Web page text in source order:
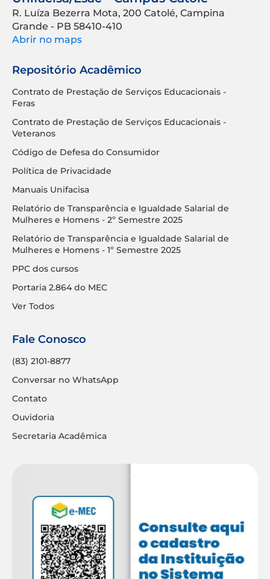
R. Luíza Bezerra Mota, 200 Catolé, Campina
Grande - PB 58410-410
Abrir no maps
Repositório Acadêmico
Contrato de Prestação de Serviços Educacionais -
Feras
Contrato de Prestação de Serviços Educacionais -
Veteranos
Código de Defesa do Consumidor
Política de Privacidade
Manuais Unifacisa
Relatório de Transparência e Igualdade Salarial de
Mulheres e Homens - 2º Semestre 2025
Relatório de Transparência e Igualdade Salarial de
Mulheres e Homens - 1º Semestre 2025
PPC dos cursos
Portaria 2.864 do MEC
Ver Todos
Fale Conosco
(83) 2101-8877
Conversar no WhatsApp
Contato
Ouvidoria
Secretaria Acadêmica